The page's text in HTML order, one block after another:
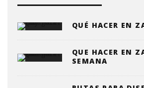
QUÉ HACER EN
QUE HACER EN
SEMANA